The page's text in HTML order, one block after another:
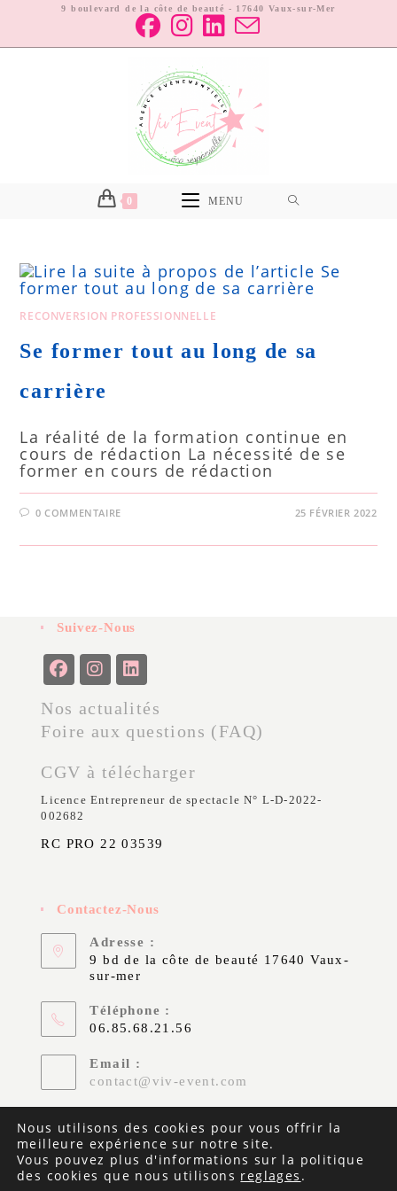
9 boulevard de la côte de beauté - 17640 Vaux-sur-Mer
0 MENU
RECONVERSION PROFESSIONNELLE
Se former tout au long de sa
carrière
La réalité de la formation continue en
cours de rédaction La nécessité de se
former en cours de rédaction
0 COMMENTAIRE 25 FÉVRIER 2022
Suivez-Nous
Nos actualités
Foire aux questions (FAQ)
CGV à télécharger
Licence Entrepreneur de spectacle N° L-D-2022-
002682
RC PRO 22 03539
Contactez-Nous
Adresse :
9 bd de la côte de beauté 17640 Vaux-
sur-mer
Téléphone :
06.85.68.21.56
Email :
contact@viv-event.com
https://www.vivevent.fr
Nous utilisons des cookies pour vous offrir la
meilleure expérience sur notre site.
Vous pouvez plus d'informations sur la politique
des cookies que nous utilisons reglages .